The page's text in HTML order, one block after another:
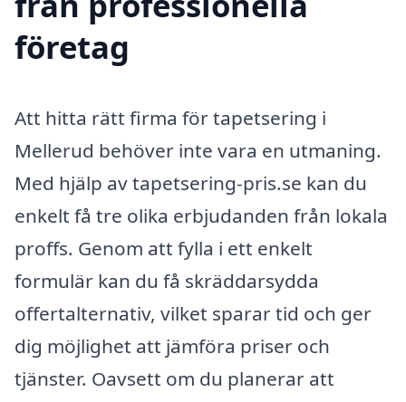
företag
Att hitta rätt firma för tapetsering i
Mellerud behöver inte vara en utmaning.
Med hjälp av tapetsering-pris.se kan du
enkelt få tre olika erbjudanden från lokala
proffs. Genom att fylla i ett enkelt
formulär kan du få skräddarsydda
offertalternativ, vilket sparar tid och ger
dig möjlighet att jämföra priser och
tjänster. Oavsett om du planerar att